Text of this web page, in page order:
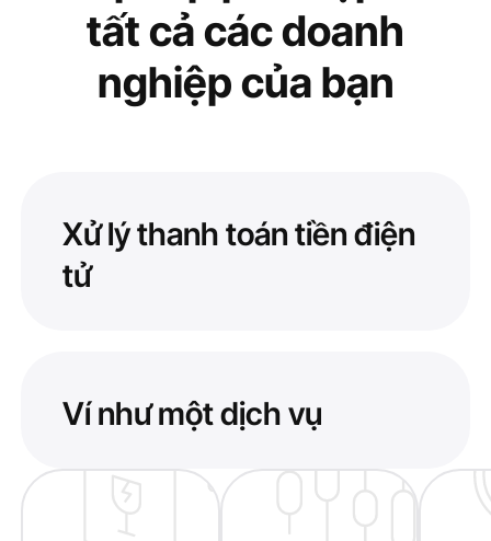
tất cả các doanh
nghiệp của bạn
Xử lý thanh toán tiền điện
tử
Ví như một dịch vụ